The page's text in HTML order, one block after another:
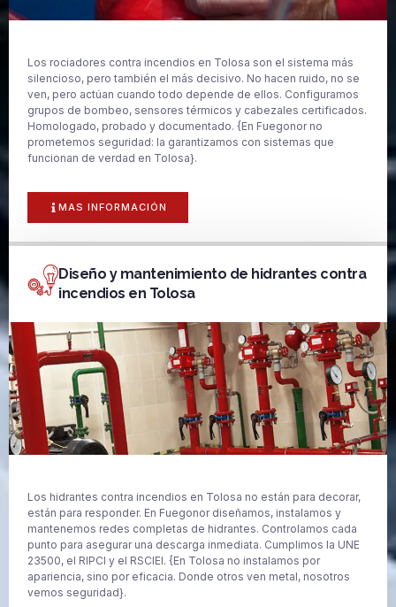
Los rociadores contra incendios en Tolosa son el sistema más
silencioso, pero también el más decisivo. No hacen ruido, no se
ven, pero actúan cuando todo depende de ellos. Configuramos
grupos de bombeo, sensores térmicos y cabezales certificados.
Homologado, probado y documentado. {En Fuegonor no
prometemos seguridad: la garantizamos con sistemas que
funcionan de verdad en Tolosa}.
MAS INFORMACIÓN
Diseño y mantenimiento de hidrantes contra
incendios en Tolosa
Los hidrantes contra incendios en Tolosa no están para decorar,
están para responder. En Fuegonor diseñamos, instalamos y
mantenemos redes completas de hidrantes. Controlamos cada
punto para asegurar una descarga inmediata. Cumplimos la UNE
23500, el RIPCI y el RSCIEI. {En Tolosa no instalamos por
apariencia, sino por eficacia. Donde otros ven metal, nosotros
vemos seguridad}.